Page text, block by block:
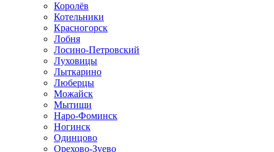
Королёв
Котельники
Красногорск
Лобня
Лосино-Петровский
Луховицы
Лыткарино
Люберцы
Можайск
Мытищи
Наро-Фоминск
Ногинск
Одинцово
Орехово-Зуево